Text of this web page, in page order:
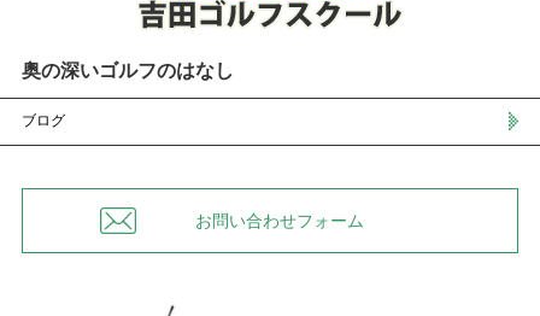
奥の深いゴルフのはなし
ブログ
お問い合わせフォーム